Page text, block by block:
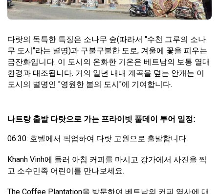
다랏의 독특한 특징은 소나무 숲(따라서 "수천 그루의 소나
무 도시"라는 별명)과 구불구불한 도로, 겨울에 꽃을 피우는
금잔화입니다. 이 도시의 온화한 기온은 베트남의 보통 열대
환경과 대조됩니다. 거의 일년 내내 계곡을 덮는 안개는 이
도시의 별명인 "영원한 봄의 도시"에 기여합니다.
나트랑 출발 다랏으로 가는 프라이빗 풀데이 투어 일정:
06:30: 호텔에서 픽업하여 다랏 고원으로 출발합니다.
Khanh Vinh에 들러 아침 커피를 마시고 강가에서 사진을 찍
고 소수민족 어린이를 만나보세요.
The Coffee Plantation을 방문하여 베트남의 커피 역사에 대